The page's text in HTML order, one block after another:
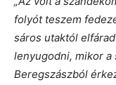
folyót teszem
sáros utaktól
lenyugodni, mikor a
Beregszászból